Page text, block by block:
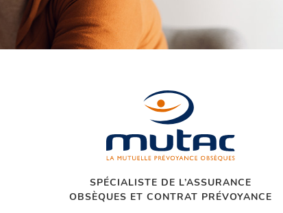
SPÉCIALISTE DE L’ASSURANCE
OBSÈQUES ET CONTRAT PRÉVOYANCE